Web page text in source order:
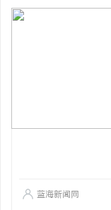
蓝海新闻网